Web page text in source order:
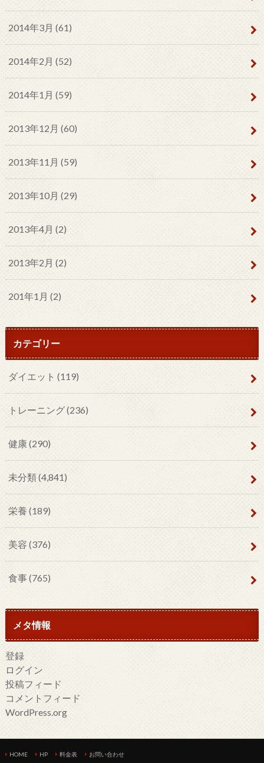
2014年3月 (61)
2014年2月 (52)
2014年1月 (59)
2013年12月 (60)
2013年11月 (59)
2013年10月 (29)
2013年4月 (2)
2013年2月 (2)
201年1月 (2)
カテゴリー
ダイエット (119)
トレーニング(236)
健康(290)
未分類(4,841)
栄養 (189)
美容 (376)
食事(765)
メタ情報
登録
ログイン
投稿フィード
コメントフィード
WordPress.org
HOME HP 料金表 お問い合わせ